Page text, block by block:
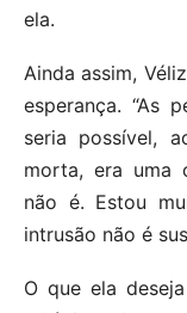
ela.
Ainda assim,
esperança. “As
seria possível,
morta, era uma
não é. Estou
intrusão não é
O que ela